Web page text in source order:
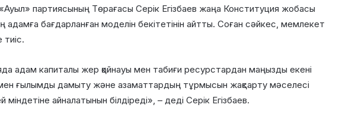
партиясының Төрағасы Серік Егізбаев жаңа Конституция жобасы
бағдарланған моделін бекітетінін айтты. Соған сәйкес, мемлекет
тиіс.
адам капиталы жер қойнауы мен табиғи ресурстардан маңызды екені
мен ғылымды дамыту және азаматтардың тұрмысын жақсарту мәселесі
міндетіне айналатынын білдіреді», – деді Серік Егізбаев.